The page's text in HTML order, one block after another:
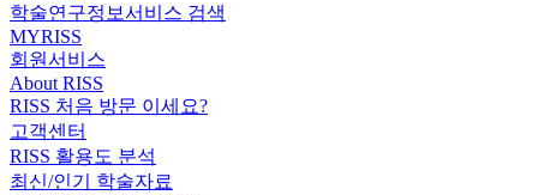
학술연구정보서비스 검색
MYRISS
회원서비스
About RISS
RISS 처음 방문 이세요?
고객센터
RISS 활용도 분석
최신/인기 학술자료